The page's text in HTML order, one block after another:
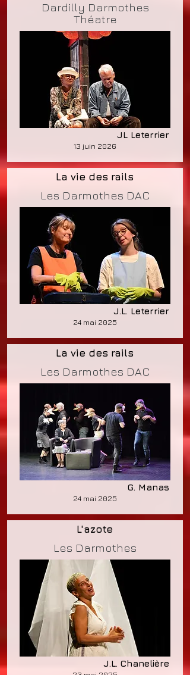
Dardilly Darmothes
Théatre
JL Leterrier
13 juin 2026
La vie des rails
Les Darmothes DAC
J.L. Leterrier
24 mai 2025
La vie des rails
Les Darmothes DAC
G. Manas
24 mai 2025
L'azote
Les Darmothes
J.L. Chanelière